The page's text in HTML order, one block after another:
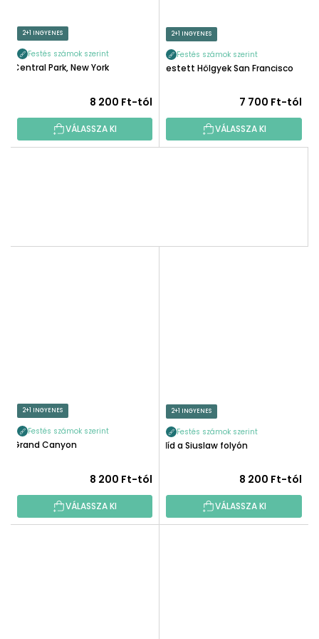
2+1 INGYENES
Festés számok szerint
Central Park, New York
8 200 Ft-tól
VÁLASSZA KI
2+1 INGYENES
Festés számok szerint
Festett Hölgyek San Francisco
7 700 Ft-tól
VÁLASSZA KI
2+1 INGYENES
Festés számok szerint
Grand Canyon
8 200 Ft-tól
VÁLASSZA KI
2+1 INGYENES
Festés számok szerint
Híd a Siuslaw folyón
8 200 Ft-tól
VÁLASSZA KI